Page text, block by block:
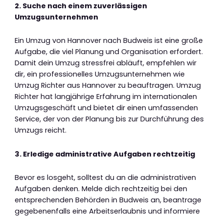
2. Suche nach einem zuverlässigen
Umzugsunternehmen
Ein Umzug von Hannover nach Budweis ist eine große
Aufgabe, die viel Planung und Organisation erfordert.
Damit dein Umzug stressfrei abläuft, empfehlen wir
dir, ein professionelles Umzugsunternehmen wie
Umzug Richter aus Hannover zu beauftragen. Umzug
Richter hat langjährige Erfahrung im internationalen
Umzugsgeschäft und bietet dir einen umfassenden
Service, der von der Planung bis zur Durchführung des
Umzugs reicht.
3. Erledige administrative Aufgaben rechtzeitig
Bevor es losgeht, solltest du an die administrativen
Aufgaben denken. Melde dich rechtzeitig bei den
entsprechenden Behörden in Budweis an, beantrage
gegebenenfalls eine Arbeitserlaubnis und informiere